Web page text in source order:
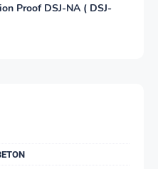
Proof DSJ-NA ( DSJ-